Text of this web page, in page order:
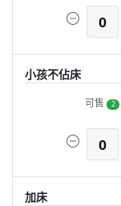
0
小孩不佔床
可售 2
0
加床